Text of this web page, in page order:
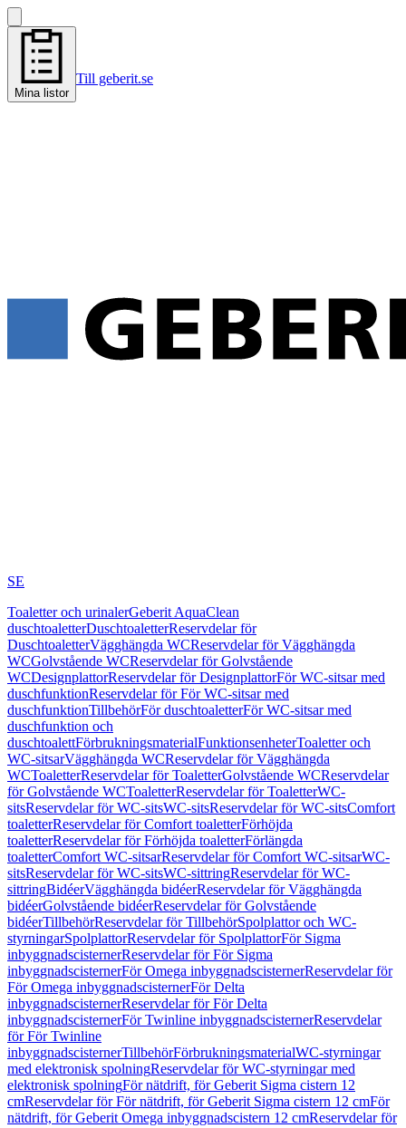
Mina listor
Till geberit.se
SE
Toaletter och urinalerGeberit AquaClean
duschtoaletterDuschtoaletterReservdelar för
DuschtoaletterVägghängda WCReservdelar för Vägghängda
WCGolvstående WCReservdelar för Golvstående
WCDesignplattorReservdelar för DesignplattorFör WC-sitsar med
duschfunktionReservdelar för För WC-sitsar med
duschfunktionTillbehörFör duschtoaletterFör WC-sitsar med
duschfunktion och
duschtoalettFörbrukningsmaterialFunktionsenheterToaletter och
WC-sitsarVägghängda WCReservdelar för Vägghängda
WCToaletterReservdelar för ToaletterGolvstående WCReservdelar
för Golvstående WCToaletterReservdelar för ToaletterWC-
sitsReservdelar för WC-sitsWC-sitsReservdelar för WC-sitsComfort
toaletterReservdelar för Comfort toaletterFörhöjda
toaletterReservdelar för Förhöjda toaletterFörlängda
toaletterComfort WC-sitsarReservdelar för Comfort WC-sitsarWC-
sitsReservdelar för WC-sitsWC-sittringReservdelar för WC-
sittringBidéerVägghängda bidéerReservdelar för Vägghängda
bidéerGolvstående bidéerReservdelar för Golvstående
bidéerTillbehörReservdelar för TillbehörSpolplattor och WC-
styrningarSpolplattorReservdelar för SpolplattorFör Sigma
inbyggnadscisternerReservdelar för För Sigma
inbyggnadscisternerFör Omega inbyggnadscisternerReservdelar för
För Omega inbyggnadscisternerFör Delta
inbyggnadscisternerReservdelar för För Delta
inbyggnadscisternerFör Twinline inbyggnadscisternerReservdelar
för För Twinline
inbyggnadscisternerTillbehörFörbrukningsmaterialWC-styrningar
med elektronisk spolningReservdelar för WC-styrningar med
elektronisk spolningFör nätdrift, för Geberit Sigma cistern 12
cmReservdelar för För nätdrift, för Geberit Sigma cistern 12 cmFör
nätdrift, för Geberit Omega inbyggnadscistern 12 cmReservdelar för